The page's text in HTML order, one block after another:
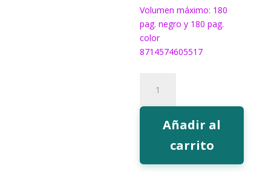
Volumen máximo: 180
pag. negro y 180 pag.
color
8714574605517
Canon
PG545+CL546
MultipackAñadir al
carrito